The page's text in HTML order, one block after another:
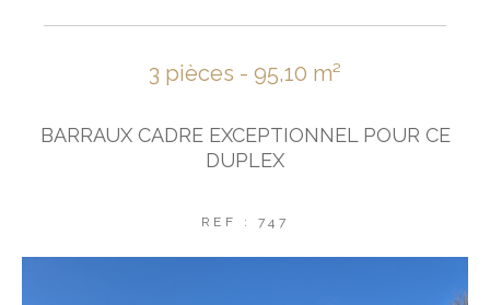
3 pièces - 95,10 m²
BARRAUX CADRE EXCEPTIONNEL POUR CE
DUPLEX
REF : 747